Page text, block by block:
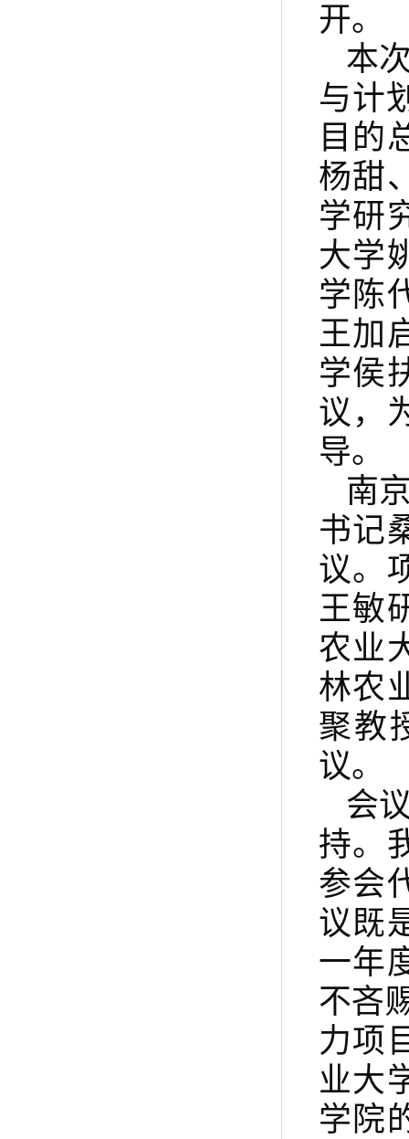
开。
本
与计
目的
杨甜
学研
大学
学陈
王加
学侯
议，
导。
南
书记
议。
王敏
农业
林农
聚教
议。
会
持。
参会
议既
一年
不吝
力项
业大
学院